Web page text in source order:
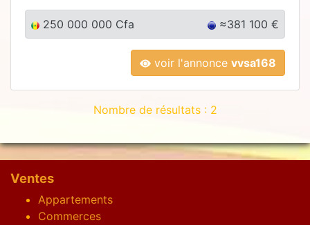
250 000 000 Cfa ≈381 100 €
voir l'annonce vvsa168
Nombre de résultats : 2
Ventes
Appartements
Commerces